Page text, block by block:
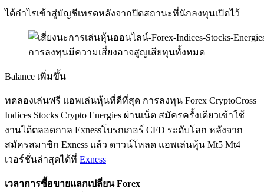
ได้กำไรเข้าสู่บัญชีเทรดหลังจากปิดสถานะที่นักลงทุนเปิดไว้
การลงทุนมีความเสี่ยงอาจสูญเสียทุนทั้งหมด
Balance เพิ่มขึ้น
ทดลองเล่นฟรี แอพเล่นหุ้นที่ดีที่สุด การลงทุน Forex CryptoCross
Indices Stocks Crypto Energies ผ่านเน็ต สมัครครั้งเดียวเข้าใช้
งานได้ตลอดกาล Exnessโบรกเกอร์ CFD ระดับโลก หลังจาก
สมัครสมาชิก Exness แล้ว ดาวน์โหลด แอพเล่นหุ้น Mt5 Mt4
เวอร์ชั่นล่าสุดได้ที่ Exness
เวลาการซื้อขายแลกเปลี่ยน Forex